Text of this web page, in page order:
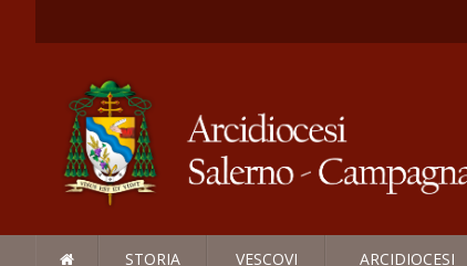
STORIA VESCOVI ARCIDIOCESI